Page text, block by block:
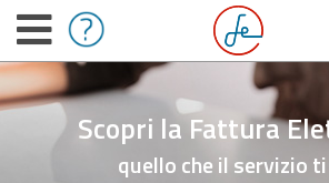
Scopri la Fattura
quello che il servizio